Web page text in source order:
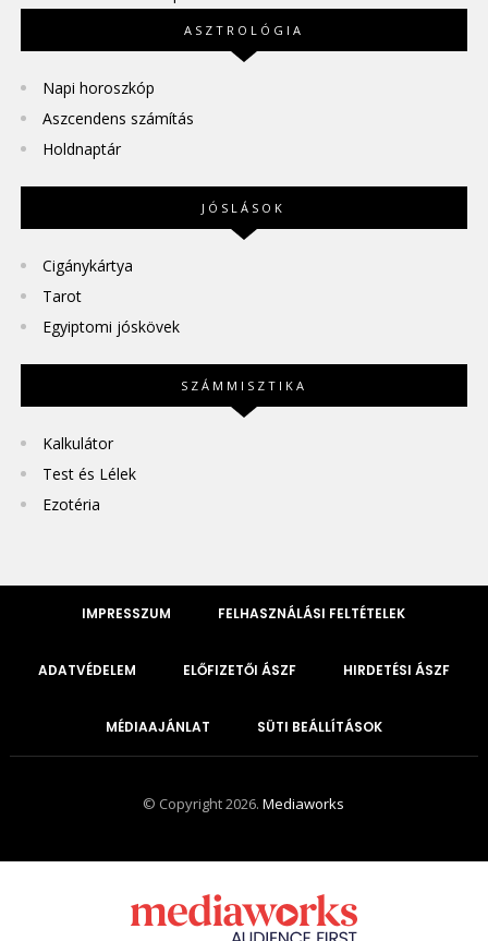
ASZTROLÓGIA
Napi horoszkóp
Aszcendens számítás
Holdnaptár
JÓSLÁSOK
Cigánykártya
Tarot
Egyiptomi jóskövek
SZÁMMISZTIKA
Kalkulátor
Test és Lélek
Ezotéria
IMPRESSZUM FELHASZNÁLÁSI FELTÉTELEK
ADATVÉDELEM ELŐFIZETŐI ÁSZF HIRDETÉSI ÁSZF
MÉDIAAJÁNLAT SÜTI BEÁLLÍTÁSOK
© Copyright 2026.Mediaworks